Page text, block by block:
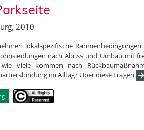
2010
lokalspezifische
nach Abriss und Umbau mit
viele kommen nach
im Alltag? Über diese Fragen